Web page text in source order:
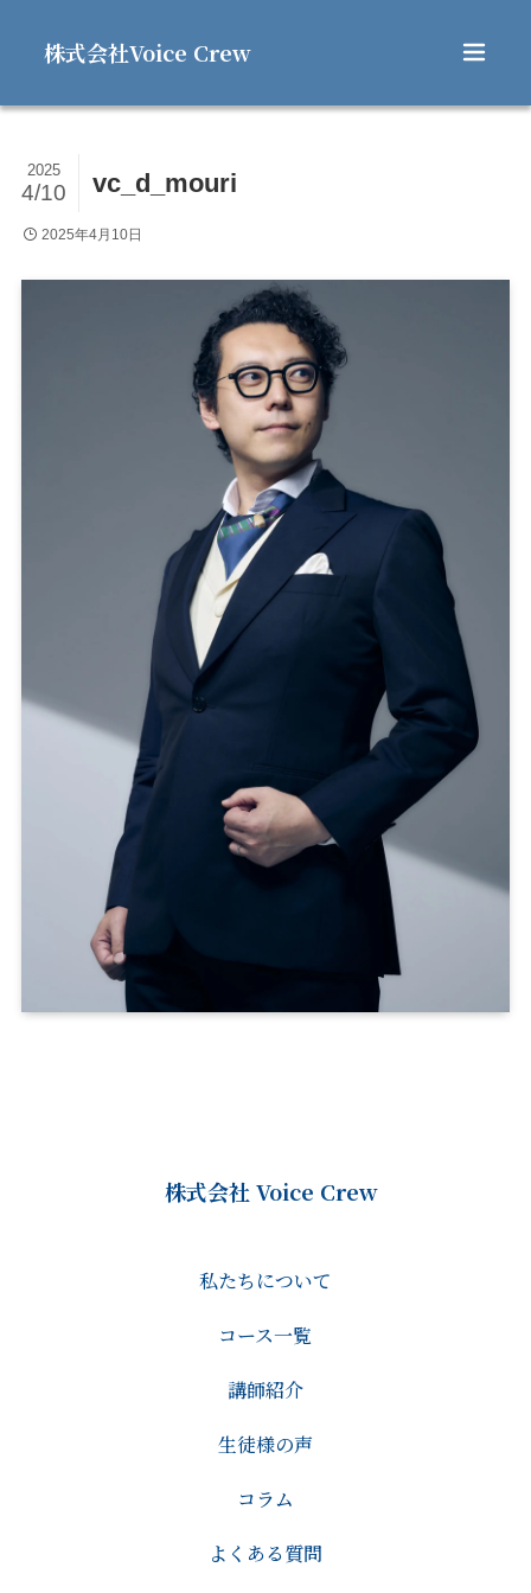
株式会社Voice Crew
vc_d_mouri
2025
4/10
2025年4月10日
株式会社 Voice Crew
私たちについて
コース一覧
講師紹介
生徒様の声
コラム
よくある質問